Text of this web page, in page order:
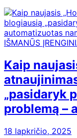
IŠMANŪS
Kaip
„pasidaryk
problemą –
18 lapkričio, 2025